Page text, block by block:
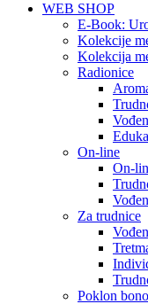
WEB SHOP
E-Book:
Kolekcije
Kolekcija
Radionice
On-line
On-
Za trudnice
Poklon